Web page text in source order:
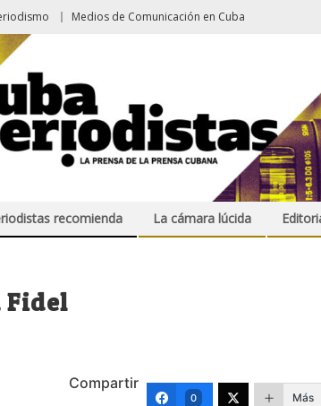
Medios de Comunicación en Cuba
recomienda La cámara lúcida
Fidel
Compartir
0 Más